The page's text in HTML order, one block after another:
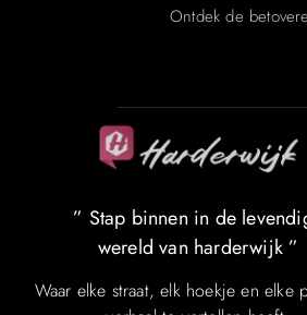
Ontdek de
” Stap binnen in de
wereld van harderwijk ”
Waar elke straat, elk hoekje en elke